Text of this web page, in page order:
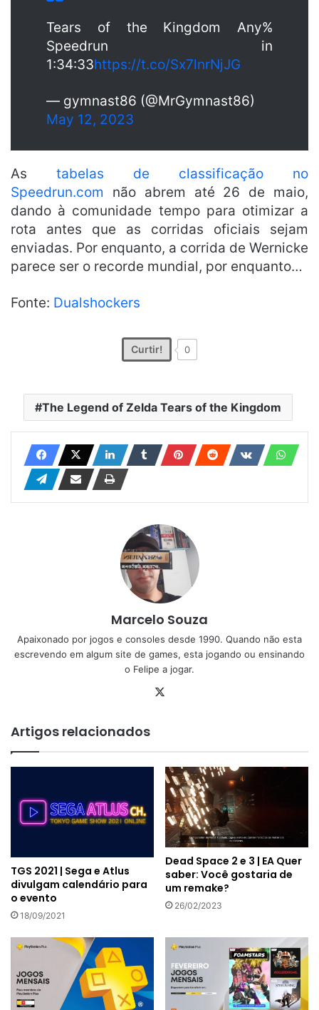
Tears of the Kingdom Any%
Speedrun in
1:34:33https://t.co/Sx7lnrNjJG
— gymnast86 (@MrGymnast86)
May 12, 2023
As tabelas de classificação no
Speedrun.com não abrem até 26 de maio,
dando à comunidade tempo para otimizar a
rota antes que as corridas oficiais sejam
enviadas. Por enquanto, a corrida de Wernicke
parece ser o recorde mundial, por enquanto…
Fonte: Dualshockers
Curtir! 0
The Legend of Zelda Tears of the Kingdom
Marcelo Souza
Apaixonado por jogos e consoles desde 1990. Quando não esta
escrevendo em algum site de games, esta jogando ou ensinando
o Felipe a jogar.
Artigos relacionados
TGS 2021 | Sega e Atlus
divulgam calendário para
o evento
18/09/2021
Dead Space 2 e 3 | EA Quer
saber: Você gostaria de
um remake?
26/02/2023